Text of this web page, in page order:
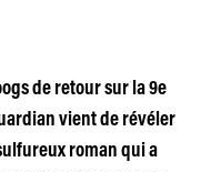
de retour sur la 9e
vient de révéler
roman qui a